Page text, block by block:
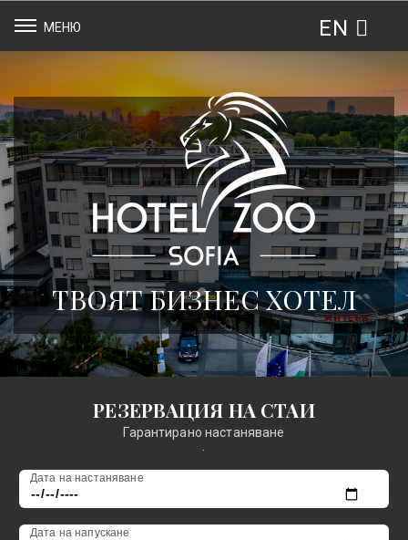
МЕНЮ EN
ТВОЯТ БИЗНЕС ХОТЕЛ
РЕЗЕРВАЦИЯ НА СТАИ
Гарантирано настаняване
Дата на настаняване
Дата на напускане